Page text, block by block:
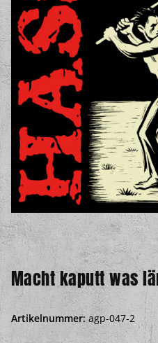
Macht kaputt was
Artikelnummer:agp-047-2